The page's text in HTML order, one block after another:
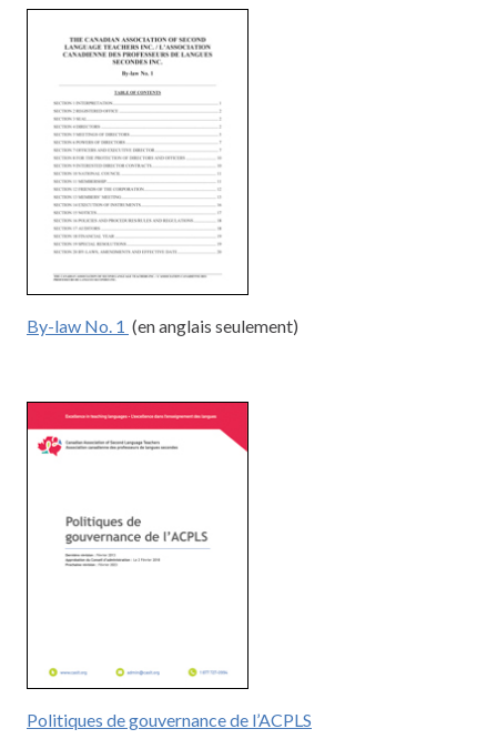
By-law No. 1 (en anglais seulement)
Politiques de gouvernance de l’ACPLS